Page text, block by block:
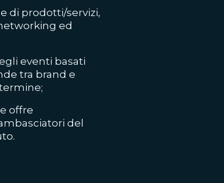
di prodotti/servizi,
ed
eventi basati
tra brand e
offre
del